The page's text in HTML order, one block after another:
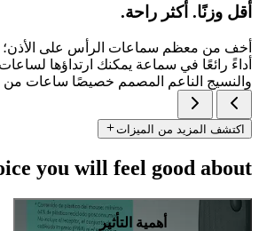
أقل وزنًا. أكثر راحة.
أداءً رائعًا في سماعة يمكنك ارتداؤها
والنسيج الناعم المصمم خصيصًا ساعات من
اكتشف المزيد من الميزات
you will feel good about
أهمية التأثير